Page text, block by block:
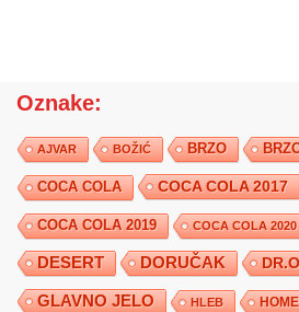
Oznake:
AJVAR BOŽIĆ BRZO
COCA COLA COCA COLA 2017
COCA COLA 2019 COCA COLA 2020
DESERT DORUČAK
GLAVNO JELO HLEB